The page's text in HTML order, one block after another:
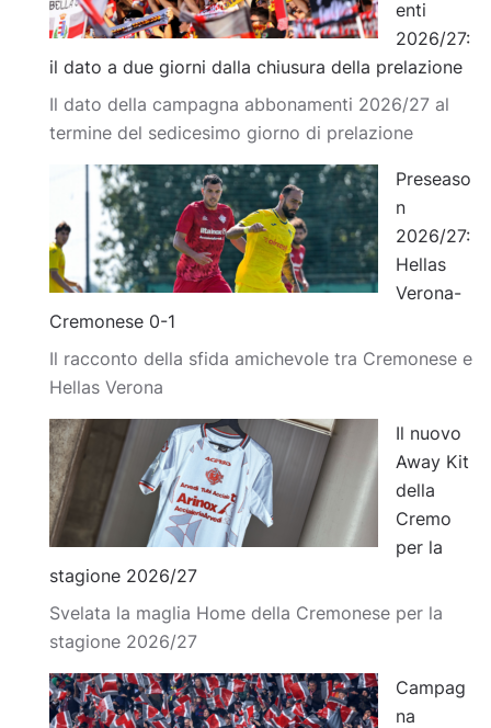
enti
2026/27:
il dato a due giorni dalla chiusura della prelazione
Il dato della campagna abbonamenti 2026/27 al
termine del sedicesimo giorno di prelazione
Preseaso
n
2026/27:
Hellas
Verona-
Cremonese 0-1
Il racconto della sfida amichevole tra Cremonese e
Hellas Verona
Il nuovo
Away Kit
della
Cremo
per la
stagione 2026/27
Svelata la maglia Home della Cremonese per la
stagione 2026/27
Campag
na